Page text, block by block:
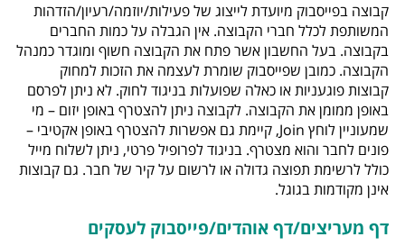
קבוצה בפייסבוק מיועדת לייצוג של פעילות/יוזמה/רעיון/הזדהות
המשותפת לכלל חברי הקבוצה. אין הגבלה על כמות החברים
בקבוצה. בעל החשבון אשר פתח את הקבוצה חשוף ומוגדר כמנהל
הקבוצה. כמובן שפייסבוק שומרת לעצמה את הזכות למחוק
קבוצות פוגעניות או כאלה שפועלות בניגוד לחוק. לא ניתן לפרסם
באופן ממומן את הקבוצה. לקבוצה ניתן להצטרף באופן יזום – מי
שמעוניין לוחץ Join, קיימת גם אפשרות להצטרף באופן אקטיבי –
פונים לחבר והוא מצטרף. בניגוד לפרופיל פרטי, ניתן לשלוח מייל
כולל לרשימת תפוצה גדולה או לרשום על קיר של חבר. גם קבוצות
אינן מקודמות בגוגל.
דף מעריצים/דף אוהדים/פייסבוק לעסקים